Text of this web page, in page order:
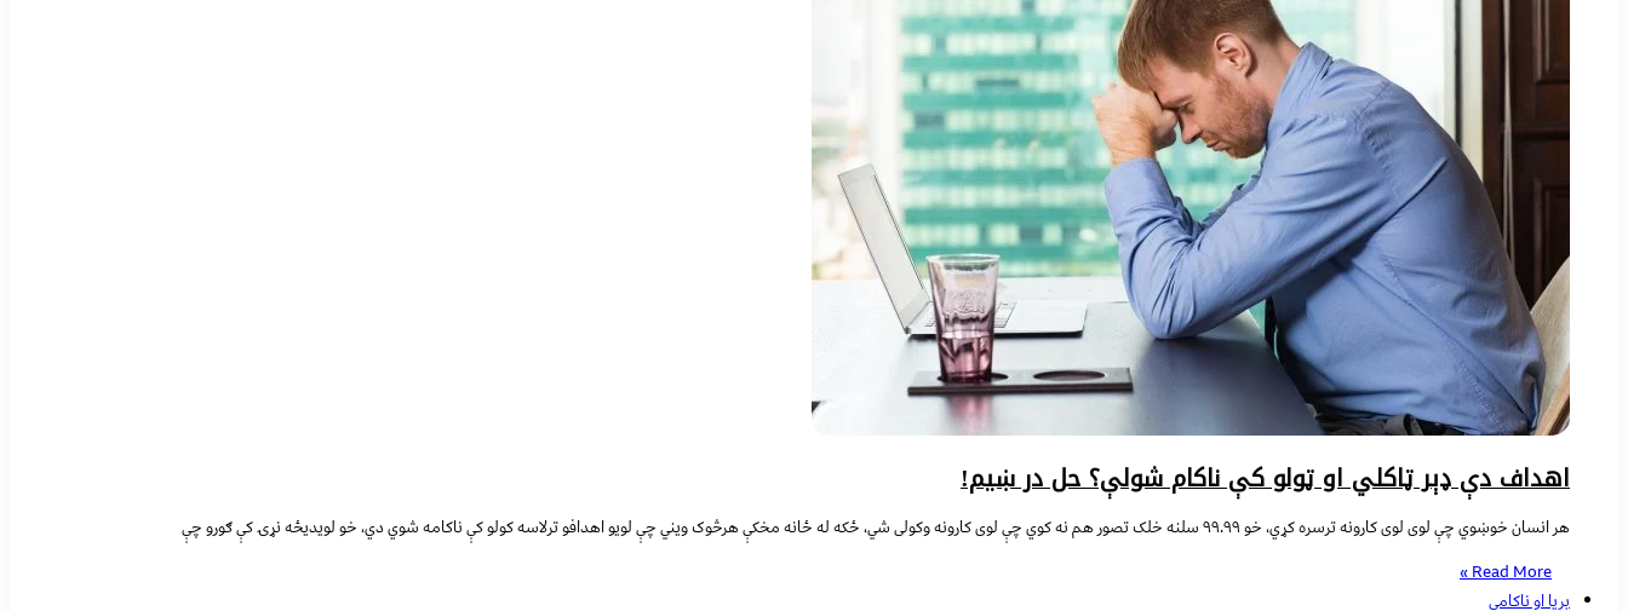
اهداف دې ډېر ټاکلي او ټولو کې ناکام شولې؟ حل در ښیم!
هر انسان خوښوي چې لوی لوی کارونه ترسره کړي، خو ۹۹.۹۹ سلنه خلک تصور هم نه کوي چې لوی کارونه وکولی شي، ځکه له ځانه مخکې هرڅوک ویني چې لویو اهدافو ترلاسه کولو کې ناکامه شوي دي، خو لویدیځه نړۍ کې ګورو چې
Read More »
بریا او ناکامي